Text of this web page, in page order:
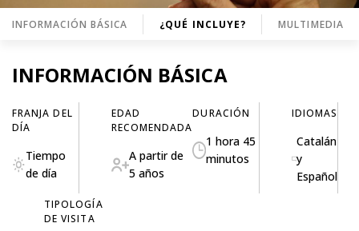
INFORMACIÓN BÁSICA ¿QUÉ INCLUYE? MULTIMEDIA
INFORMACIÓN BÁSICA
FRANJA DEL
DÍA
Tiempo
de día
EDAD
RECOMENDADA
A partir de
5 años
DURACIÓN
1 hora 45
minutos
IDIOMAS
Catalán
y
Español
TIPOLOGÍA
DE VISITA